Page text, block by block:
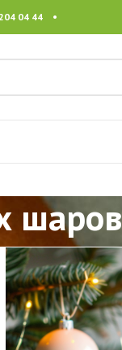
04 44 •
шаров